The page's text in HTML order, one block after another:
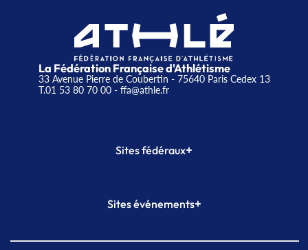
La Fédération Française d'Athlétisme
33 Avenue Pierre de Coubertin - 75640 Paris Cedex 13
T.01 53 80 70 00- ffa@athle.fr
Sites fédéraux+
Plateforme Formation
Sites événements+
Meeting de Paris indoor